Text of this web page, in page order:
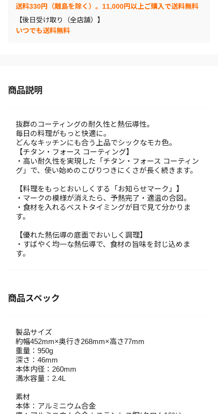
送料330円（離島を除く）。11,000円以上ご購入で送料無料
【後日受け取り（全店舗）】
いつでも送料無料
商品説明
抜群のコーティングの耐久性と熱伝導性。
毎日の料理がもっと快適に。
どんなキッチンにも合う上品でシックなモカ色。
【チタン・フォース コーティング】
・高い耐久性を実現した「チタン・フォース コーティン
グ」で、使い始めのこびりつきにくさが長く続きます。
【料理をもっとおいしくする「お知らせマーク」】
・マークの模様が消えたら、予熱完了・適温の合図。
・食材を入れるベストタイミングが目で見て分かりま
す。
【優れた熱伝導の底面でおいしく調理】
・すばやく均一な熱伝導で、食材の旨味を封じ込めま
す。
商品スペック
製品サイズ
約幅452mm×奥行き268mm×高さ77mm
重量：950g
深さ：46mm
本体内径：260mm
満水容量：2.4L
素材
本体：アルミニウム合金